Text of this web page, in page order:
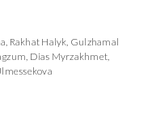
, Rakhat Halyk, Gulzhamal
, Dias Myrzakhmet,